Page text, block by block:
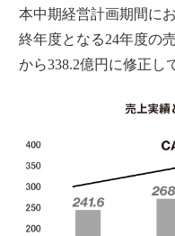
本中期経営計画期間に
終年度となる24年度の
から338.2億円に修正し